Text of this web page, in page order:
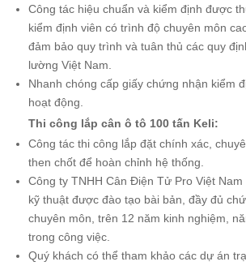
Công tác hiệu chuẩn và kiểm định được
kiểm định viên có trình độ chuyên môn
đảm bảo quy trình và tuân thủ các quy
lường Việt Nam.
Nhanh chóng cấp giấy chứng nhận kiểm
hoạt động.
Thi công lắp cân ô tô 100 tấn Keli:
Công tác thi công lắp đặt chính xác,
then chốt để hoàn chỉnh hệ thống.
Công ty TNHH Cân Điện Tử Pro Việt
kỹ thuật được đào tạo bài bản, đầy đủ
chuyên môn, trên 12 năm kinh nghiệm,
trong công việc.
Quý khách có thể tham khảo các dự án